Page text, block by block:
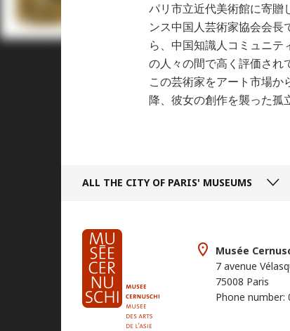
パリ市立近代美術館に寄贈
ンス中国人芸術家協会会
ら、中国知識人コミュニテ
の人々の間で高く評価され
この芸術家をアート市場か
降、彼女の創作を襲った孤
ALL THE CITY OF PARIS' MUSEUMS
Musée
7 avenue
75008 Paris
Phone number: